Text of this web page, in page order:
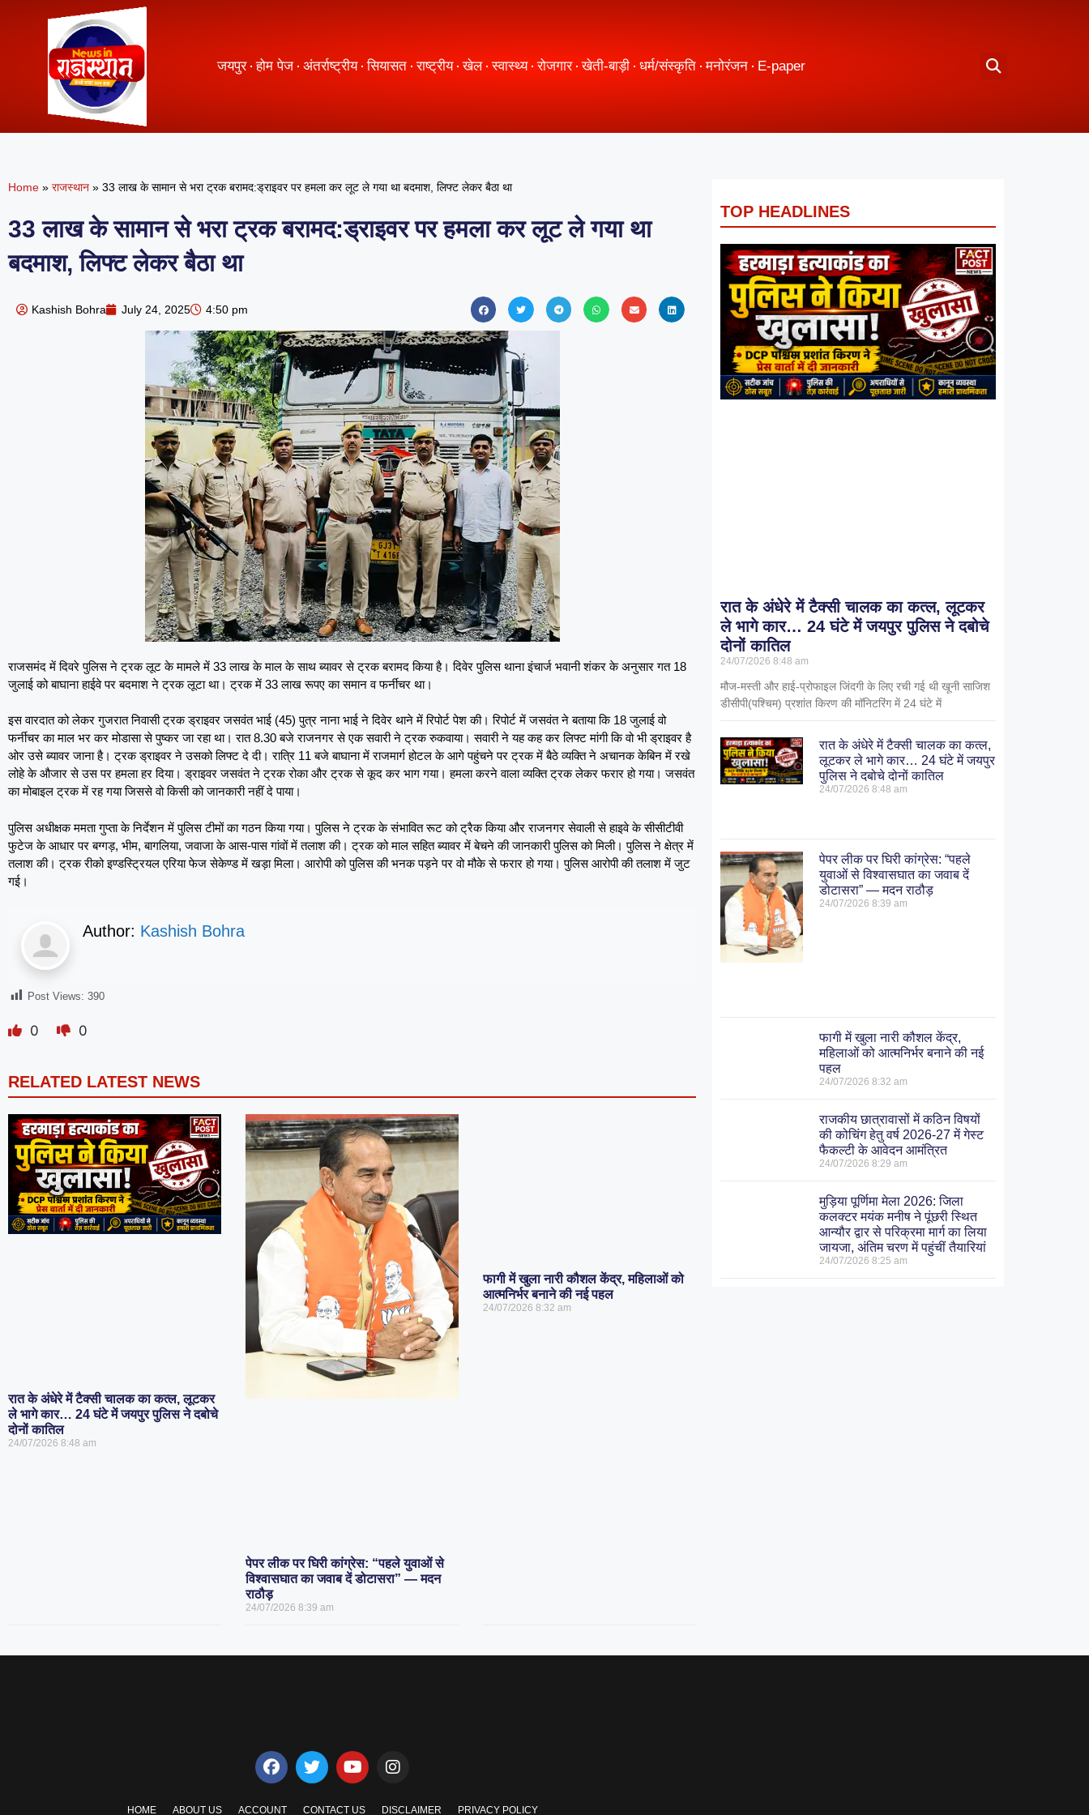
जयपुर होम पेज अंतर्राष्ट्रीय सियासत राष्ट्रीय खेल स्वास्थ्य रोजगार खेती-बाड़ी धर्म/संस्कृति मनोरंजन E-paper
Home » राजस्थान » 33 लाख के सामान से भरा ट्रक बरामद:ड्राइवर पर हमला कर लूट ले गया था बदमाश, लिफ्ट लेकर बैठा था
33 लाख के सामान से भरा ट्रक बरामद:ड्राइवर पर हमला कर लूट ले गया था
बदमाश, लिफ्ट लेकर बैठा था
Kashish Bohra July 24, 2025 4:50 pm
राजसमंद में दिवरे पुलिस ने ट्रक लूट के मामले में 33 लाख के माल के साथ ब्यावर से ट्रक बरामद किया है। दिवेर पुलिस थाना इंचार्ज भवानी शंकर के अनुसार गत 18
जुलाई को बाघाना हाईवे पर बदमाश ने ट्रक लूटा था। ट्रक में 33 लाख रूपए का समान व फर्नीचर था।
इस वारदात को लेकर गुजरात निवासी ट्रक ड्राइवर जसवंत भाई (45) पुत्र नाना भाई ने दिवेर थाने में रिपोर्ट पेश की। रिपोर्ट में जसवंत ने बताया कि 18 जुलाई वो
फर्नीचर का माल भर कर मोडासा से पुष्कर जा रहा था। रात 8.30 बजे राजनगर से एक सवारी ने ट्रक रुकवाया। सवारी ने यह कह कर लिफ्ट मांगी कि वो भी ड्राइवर है
ओर उसे ब्यावर जाना है। ट्रक ड्राइवर ने उसको लिफ्ट दे दी। रात्रि 11 बजे बाघाना में राजमार्ग होटल के आगे पहुंचने पर ट्रक में बैठे व्यक्ति ने अचानक केबिन में रखे
लोहे के औजार से उस पर हमला हर दिया। ड्राइवर जसवंत ने ट्रक रोका और ट्रक से कूद कर भाग गया। हमला करने वाला व्यक्ति ट्रक लेकर फरार हो गया। जसवंत
का मोबाइल ट्रक में रह गया जिससे वो किसी को जानकारी नहीं दे पाया।
पुलिस अधीक्षक ममता गुप्ता के निर्देशन में पुलिस टीमों का गठन किया गया। पुलिस ने ट्रक के संभावित रूट को ट्रैक किया और राजनगर सेवाली से हाइवे के सीसीटीवी
फुटेज के आधार पर बग्गड़, भीम, बागलिया, जवाजा के आस-पास गांवों में तलाश की। ट्रक को माल सहित ब्यावर में बेचने की जानकारी पुलिस को मिली। पुलिस ने क्षेत्र में
तलाश की। ट्रक रीको इण्डस्ट्रियल एरिया फेज सेकेण्ड में खड़ा मिला। आरोपी को पुलिस की भनक पड़ने पर वो मौके से फरार हो गया। पुलिस आरोपी की तलाश में जुट
गई।
Author: Kashish Bohra
Post Views: 390
0 0
RELATED LATEST NEWS
रात के अंधेरे में टैक्सी चालक का कत्ल, लूटकर
ले भागे कार… 24 घंटे में जयपुर पुलिस ने दबोचे
दोनों कातिल
24/07/2026 8:48 am
पेपर लीक पर घिरी कांग्रेस: “पहले युवाओं से
विश्वासघात का जवाब दें डोटासरा” — मदन
राठौड़
24/07/20268:39 am
फागी में खुला नारी कौशल केंद्र, महिलाओं को
आत्मनिर्भर बनाने की नई पहल
24/07/20268:32 am
TOP HEADLINES
रात के अंधेरे में टैक्सी चालक का कत्ल, लूटकर
ले भागे कार… 24 घंटे में जयपुर पुलिस ने दबोचे
दोनों कातिल
24/07/20268:48 am
मौज-मस्ती और हाई-प्रोफाइल जिंदगी के लिए रची गई थी खूनी साजिश
डीसीपी(पश्चिम) प्रशांत किरण की मॉनिटरिंग में 24 घंटे में
रात के अंधेरे में टैक्सी चालक का कत्ल,
लूटकर ले भागे कार… 24 घंटे में जयपुर
पुलिस ने दबोचे दोनों कातिल
24/07/20268:48 am
पेपर लीक पर घिरी कांग्रेस: “पहले
युवाओं से विश्वासघात का जवाब दें
डोटासरा” — मदन राठौड़
24/07/20268:39 am
फागी में खुला नारी कौशल केंद्र,
महिलाओं को आत्मनिर्भर बनाने की नई
पहल
24/07/20268:32 am
राजकीय छात्रावासों में कठिन विषयों
की कोचिंग हेतु वर्ष 2026-27 में गेस्ट
फैकल्टी के आवेदन आमंत्रित
24/07/20268:29 am
मुड़िया पूर्णिमा मेला 2026: जिला
कलक्टर मयंक मनीष ने पूंछरी स्थित
आन्यौर द्वार से परिक्रमा मार्ग का लिया
जायजा, अंतिम चरण में पहुंचीं तैयारियां
24/07/20268:25 am
HOME ABOUT US ACCOUNT CONTACT US DISCLAIMER PRIVACY POLICY